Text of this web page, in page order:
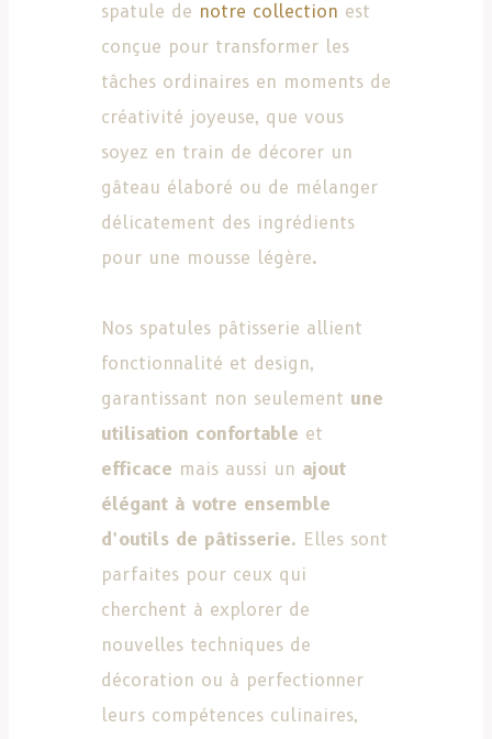
spatule de notre collection est
conçue pour transformer les
tâches ordinaires en moments de
créativité joyeuse, que vous
soyez en train de décorer un
gâteau élaboré ou de mélanger
délicatement des ingrédients
pour une mousse légère.
Nos spatules pâtisserie allient
fonctionnalité et design,
garantissant non seulement une
utilisation confortable et
efficace mais aussi un ajout
élégant à votre ensemble
d’outils de pâtisserie. Elles sont
parfaites pour ceux qui
cherchent à explorer de
nouvelles techniques de
décoration ou à perfectionner
leurs compétences culinaires,